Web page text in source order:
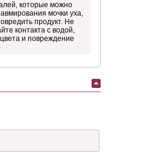
которые можно
мочки уха,
продукт. Не
контакта с водой,
и повреждение